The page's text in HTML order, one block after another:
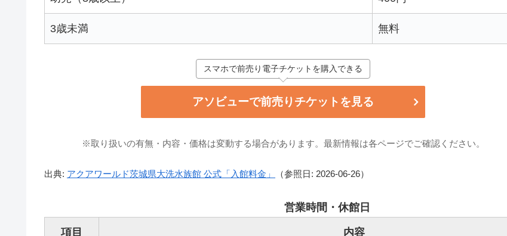
3歳未満 無料
スマホで前売り電子チケットを購入できる
アソビューで前売りチケットを見る
※取り扱いの有無・内容・価格は変動する場合があります。最新情報は各ページでご確認ください。
出典: アクアワールド茨城県大洗水族館 公式「入館料金」 （参照日: 2026-06-26）
営業時間・休館日
項目 内容